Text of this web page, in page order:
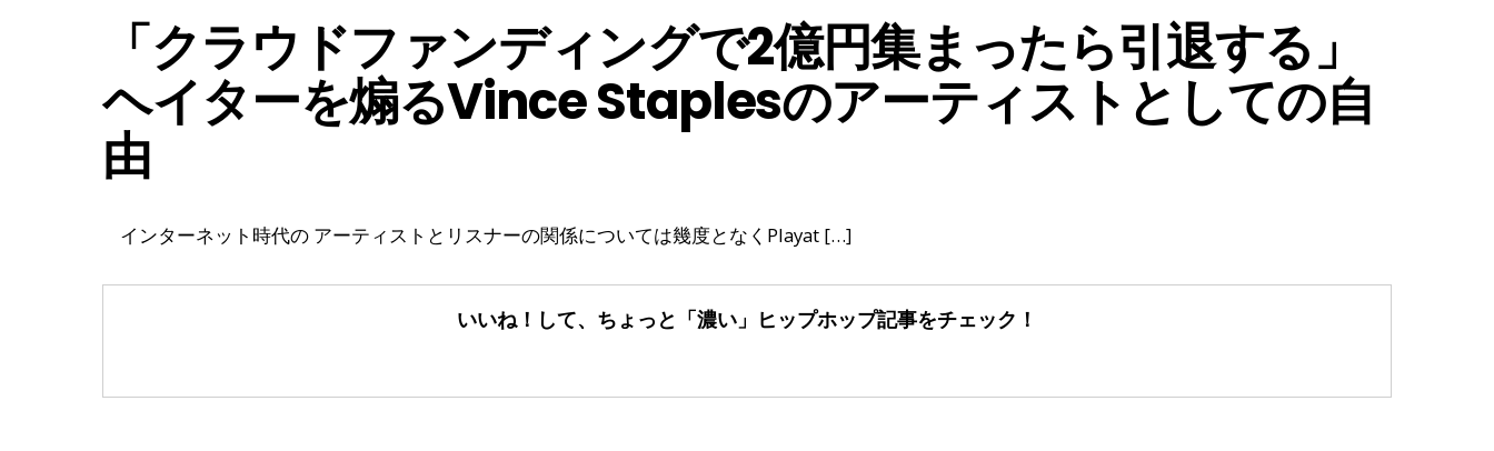
「クラウドファンディングで2億円集まったら引退する」
ヘイターを煽るVince Staplesのアーティストとしての自
由
インターネット時代の アーティストとリスナーの関係については幾度となくPlayat […]
いいね！して、ちょっと「濃い」 ヒップホップ記事をチェック！